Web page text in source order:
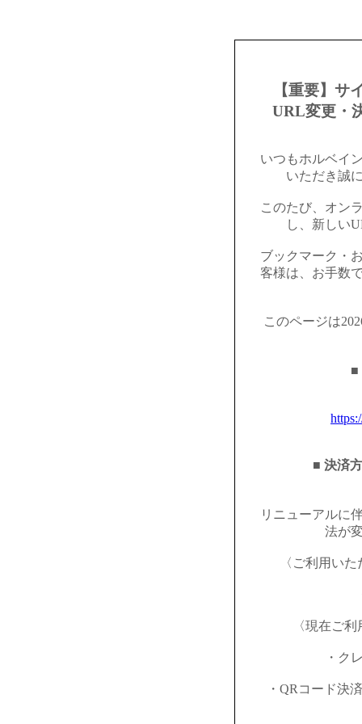
【重要】サ
URL変更・
いつもホルベイ
いただき誠
このたび、オン
し、新しい
ブックマーク・
客様は、お手数
このページは
■
■ 決済
リニューアルに
法が
〈ご利用い
〈現在ご
・ク
・QRコード決